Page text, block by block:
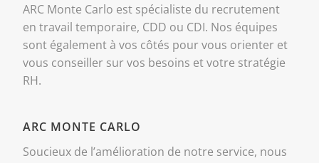
ARC Monte Carlo est spécialiste du recrutement
en travail temporaire, CDD ou CDI. Nos équipes
sont également à vos côtés pour vous orienter et
vous conseiller sur vos besoins et votre stratégie
RH.
ARC MONTE CARLO
Soucieux de l’amélioration de notre service, nous